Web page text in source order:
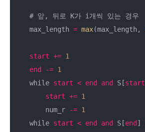
    # 앞, 뒤로 K가 i개씩 있는 경우
    max_length
= max(max_length,
start += 1
end
-= 1
    while
start < end and S[start
start += 1
        num_r
-= 1
    while
start < end and S[end ]